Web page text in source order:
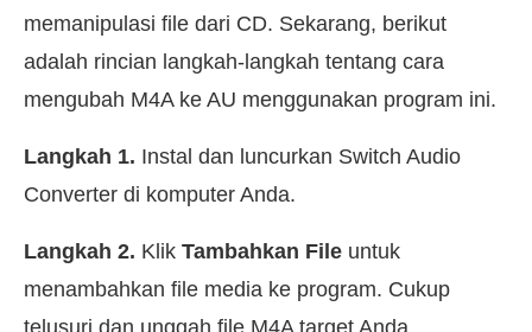
memanipulasi file dari CD. Sekarang, berikut
adalah rincian langkah-langkah tentang cara
mengubah M4A ke AU menggunakan program ini.
Langkah 1. Instal dan luncurkan Switch Audio
Converter di komputer Anda.
Langkah 2. Klik Tambahkan File untuk
menambahkan file media ke program. Cukup